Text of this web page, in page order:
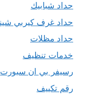
حداد شبابيك
حداد غرف كيربي
حداد مظلات
خدمات تنظيف
رسيفر بي ان سبورت
رقم تكييف